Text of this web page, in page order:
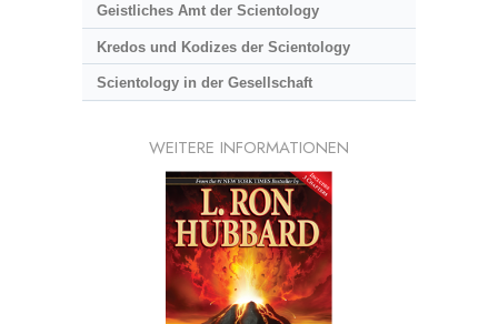
Geistliches Amt der Scientology
Kredos und Kodizes der Scientology
Scientology in der Gesellschaft
WEITERE INFORMATIONEN